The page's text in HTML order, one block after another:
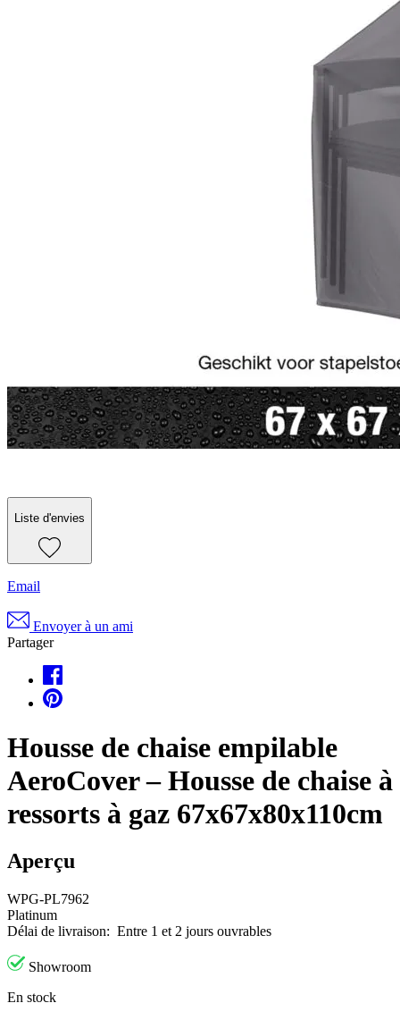
Liste d'envies
Email
Envoyer à un ami
Partager
Housse de chaise empilable
AeroCover – Housse de chaise à
ressorts à gaz 67x67x80x110cm
Aperçu
WPG-PL7962
Platinum
Délai de livraison: Entre 1 et 2 jours ouvrables
Showroom
En stock